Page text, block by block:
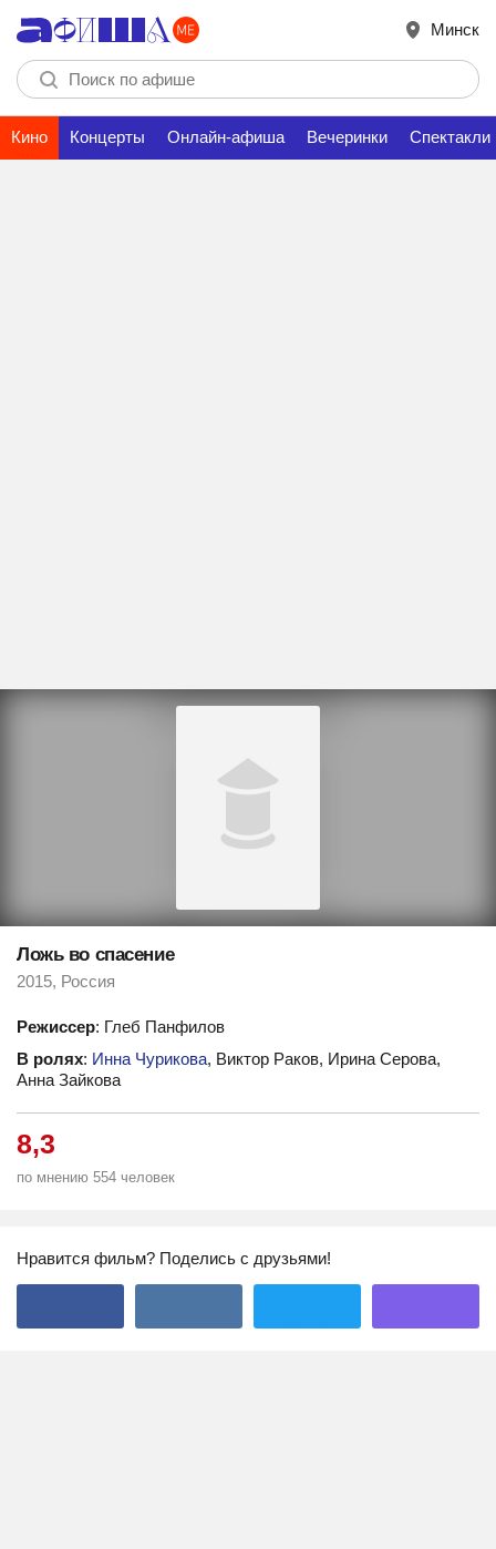
Минск
Кино Концерты Онлайн-афиша Вечеринки Спектакли
Ложь во спасение
2015, Россия
Режиссер: Глеб Панфилов
В ролях: Инна Чурикова, Виктор Раков, Ирина Серова,
Анна Зайкова
8,3
по мнению 554 человек
Нравится фильм? Поделись с друзьями!